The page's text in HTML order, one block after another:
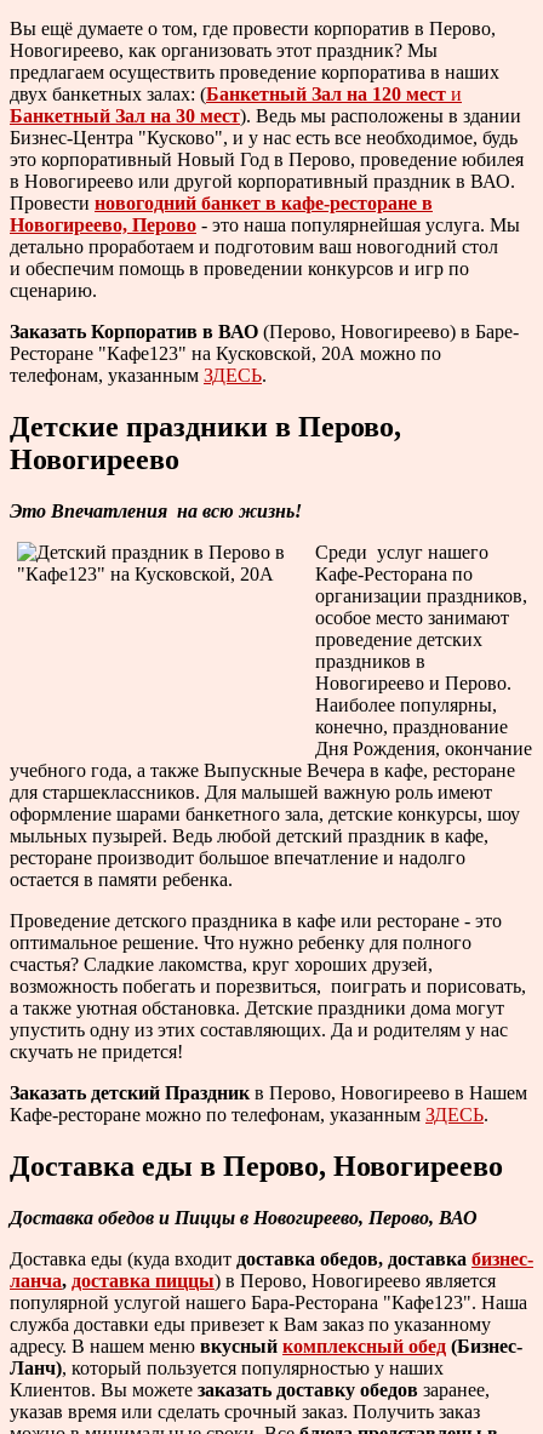
Вы ещё думаете о том, где провести корпоратив в Перово,
Новогиреево, как организовать этот праздник? Мы
предлагаем осуществить проведение корпоратива в наших
двух банкетных залах: (Банкетный Зал на 120 мест и
Банкетный Зал на 30 мест). Ведь мы расположены в здании
Бизнес-Центра "Кусково", и у нас есть все необходимое, будь
это корпоративный Новый Год в Перово, проведение юбилея
в Новогиреево или другой корпоративный праздник в ВАО.
Провести новогодний банкет в кафе-ресторане в
Новогиреево, Перово - это наша популярнейшая услуга. Мы
детально проработаем и подготовим ваш новогодний стол
и обеспечим помощь в проведении конкурсов и игр по
сценарию.
Заказать Корпоратив в ВАО (Перово, Новогиреево) в Баре-
Ресторане "Кафе123" на Кусковской, 20А можно по
телефонам, указанным ЗДЕСЬ.
Детские праздники в Перово,
Новогиреево
Это Впечатления на всю жизнь!
Среди услуг нашего
Кафе-Ресторана по
организации праздников,
особое место занимают
проведение детских
праздников в
Новогиреево и Перово.
Наиболее популярны,
конечно, празднование
Дня Рождения, окончание
учебного года, а также Выпускные Вечера в кафе, ресторане
для старшеклассников. Для малышей важную роль имеют
оформление шарами банкетного зала, детские конкурсы, шоу
мыльных пузырей. Ведь любой детский праздник в кафе,
ресторане производит большое впечатление и надолго
остается в памяти ребенка.
Проведение детского праздника в кафе или ресторане - это
оптимальное решение. Что нужно ребенку для полного
счастья? Сладкие лакомства, круг хороших друзей,
возможность побегать и порезвиться, поиграть и порисовать,
а также уютная обстановка. Детские праздники дома могут
упустить одну из этих составляющих. Да и родителям у нас
скучать не придется!
Заказать детский Праздник в Перово, Новогиреево в Нашем
Кафе-ресторане можно по телефонам, указанным ЗДЕСЬ.
Доставка еды в Перово, Новогиреево
Доставка обедов и Пиццы в Новогиреево, Перово, ВАО
Доставка еды (куда входит доставка обедов, доставка бизнес-
ланча, доставка пиццы) в Перово, Новогиреево является
популярной услугой нашего Бара-Ресторана "Кафе123". Наша
служба доставки еды привезет к Вам заказ по указанному
адресу. В нашем меню вкусный комплексный обед (Бизнес-
Ланч), который пользуется популярностью у наших
Клиентов. Вы можете заказать доставку обедов заранее,
указав время или сделать срочный заказ. Получить заказ